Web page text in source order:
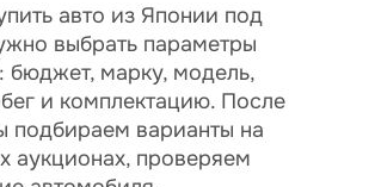
авто из Японии под
выбрать параметры
марку, модель,
и комплектацию. После
подбираем варианты на
аукционах, проверяем